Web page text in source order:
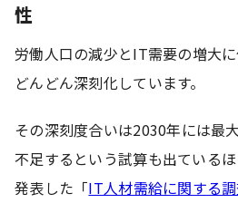
性
労働人口の減少とIT需要の増大
どんどん深刻化しています。
その深刻度合いは2030年には最
不足するという試算も出ている
発表した「IT人材需給に関する